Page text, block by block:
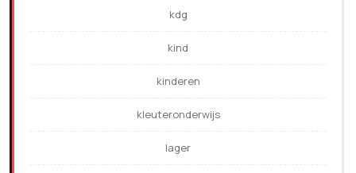
kdg
kind
kinderen
kleuteronderwijs
lager